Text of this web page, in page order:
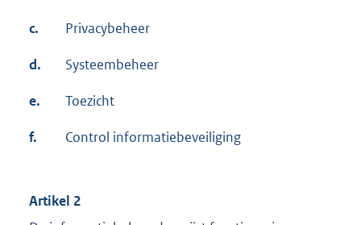
c. Privacybeheer
d. Systeembeheer
e. Toezicht
f. Control informatiebeveiliging
Artikel 2